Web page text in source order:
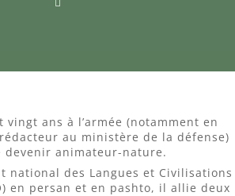
ans à l’armée (notamment en
au ministère de la défense)
devenir animateur-nature.
national des Langues et Civilisations
en persan et en pashto, il allie deux